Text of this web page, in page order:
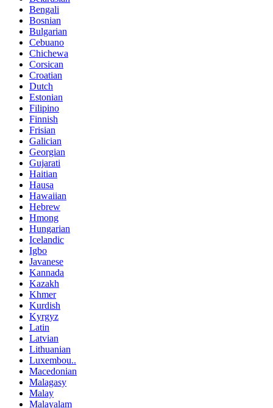
Bengali
Bosnian
Bulgarian
Cebuano
Chichewa
Corsican
Croatian
Dutch
Estonian
Filipino
Finnish
Frisian
Galician
Georgian
Gujarati
Haitian
Hausa
Hawaiian
Hebrew
Hmong
Hungarian
Icelandic
Igbo
Javanese
Kannada
Kazakh
Khmer
Kurdish
Kyrgyz
Latin
Latvian
Lithuanian
Luxembou..
Macedonian
Malagasy
Malay
Malayalam